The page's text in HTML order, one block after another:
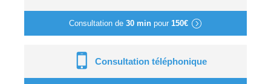
Consultation de 30 minpour 150€
Consultation téléphonique